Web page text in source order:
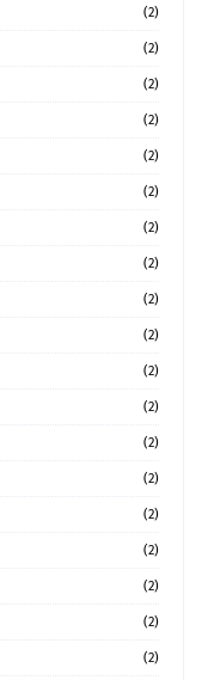
(2)
(2)
(2)
(2)
(2)
(2)
(2)
(2)
(2)
(2)
(2)
(2)
(2)
(2)
(2)
(2)
(2)
(2)
(2)